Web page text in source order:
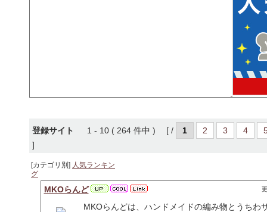
登録サイト 1 - 10 ( 264 件中 ) [ / 1 2 3 4
]
[カテゴリ別] 人気ランキン
グ
MKOらんど
MKOらんどは、ハンドメイドの編み物とうちわ